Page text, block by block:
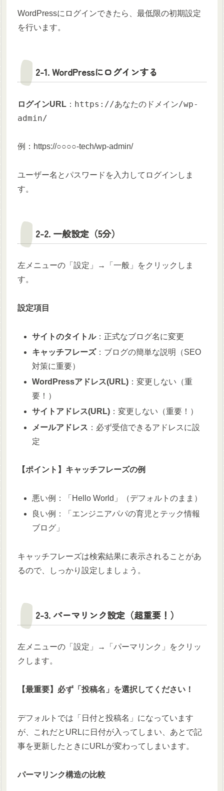
WordPressにログインできたら、最低限の初期設定
を行います。
2-1. WordPressにログインする
ログインURL ： https://あなたのドメイン/wp-
admin/
例：https://○○○○-tech/wp-admin/
ユーザー名とパスワードを入力してログインしま
す。
2-2. 一般設定（5分）
左メニューの「設定」→「一般」をクリックしま
す。
設定項目
サイトのタイトル：正式なブログ名に変更
キャッチフレーズ：ブログの簡単な説明（SEO
対策に重要）
WordPressアドレス(URL) ：変更しない（重
要！）
サイトアドレス(URL) ：変更しない（重要！）
メールアドレス ：必ず受信できるアドレスに設
定
【ポイント】キャッチフレーズの例
悪い例：「Hello World」（デフォルトのまま）
良い例：「エンジニアパパの育児とテック情報
ブログ」
キャッチフレーズは検索結果に表示されることがあ
るので、しっかり設定しましょう。
2-3. パーマリンク設定（超重要！）
左メニューの「設定」→「パーマリンク」をクリッ
クします。
【最重要】必ず「投稿名」を選択してください！
デフォルトでは「日付と投稿名」になっています
が、これだとURLに日付が入ってしまい、あとで記
事を更新したときにURLが変わってしまいます。
パーマリンク構造の比較